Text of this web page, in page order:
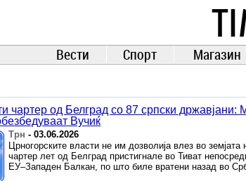
Вести Спорт Магазин
чартер од Белград со 87 српски државјани:
Вучиќ
Трн - 03.06.2026
Црногорските власти не им дозволија влез во
чартер лет од Белград пристигнале во Тиват
ЕУ–Западен Балкан, по што биле вратени назад во